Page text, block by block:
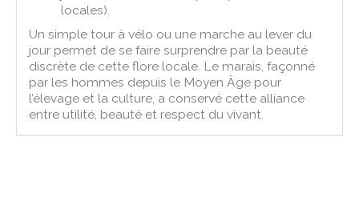
locales).
Un simple tour à vélo ou une marche au lever du
jour permet de se faire surprendre par la beauté
discrète de cette flore locale. Le marais, façonné
par les hommes depuis le Moyen Âge pour
l’élevage et la culture, a conservé cette alliance
entre utilité, beauté et respect du vivant.